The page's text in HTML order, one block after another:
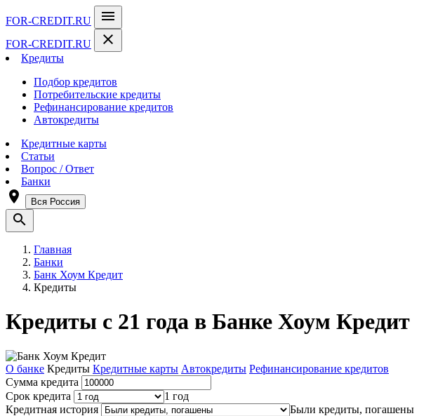
FOR-CREDIT.RU menu
FOR-CREDIT.RU close
Кредиты
Подбор кредитов
Потребительские кредиты
Рефинансирование кредитов
Автокредиты
Кредитные карты
Статьи
Вопрос / Ответ
Банки
room Вся Россия
search
Главная
Банки
Банк Хоум Кредит
Кредиты
Кредиты с 21 года в Банке Хоум Кредит
О банке Кредиты Кредитные карты Автокредиты Рефинансирование кредитов
Сумма кредита
Срок кредита
1 год
Кредитная история
Были кредиты, погашены